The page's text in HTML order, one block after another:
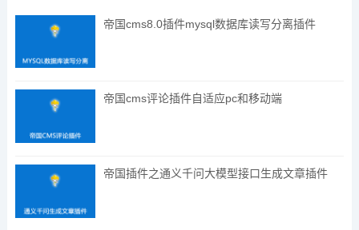
帝国cms8.0插件mysql数据库读写分离插件
帝国cms评论插件自适应pc和移动端
帝国插件之通义千问大模型接口生成文章插件